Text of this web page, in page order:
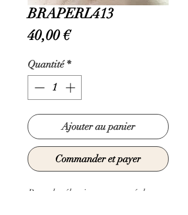
BRAPERL413
40,00 €Prix
Quantité *
Ajouter au panier
Commander et payer
Bracelet élastique composé de